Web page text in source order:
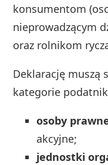
konsumentom
nieprowadzącym
oraz rolnikom
Deklarację muszą
kategorie
osoby
akcyjne;
jednostki